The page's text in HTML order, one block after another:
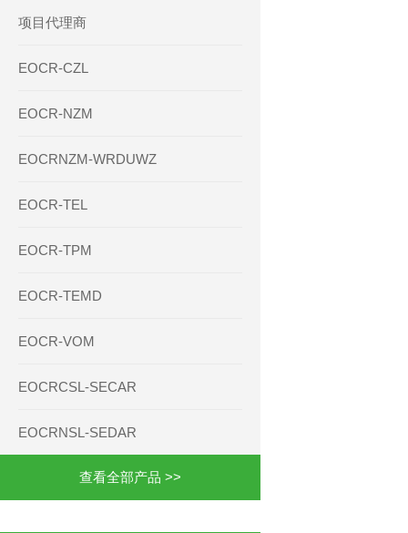
项目代理商
EOCR-CZL
EOCR-NZM
EOCRNZM-WRDUWZ
EOCR-TEL
EOCR-TPM
EOCR-TEMD
EOCR-VOM
EOCRCSL-SECAR
EOCRNSL-SEDAR
查看全部产品 >>